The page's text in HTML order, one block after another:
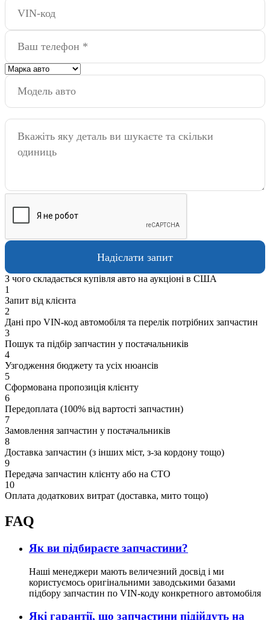
З чого складається купівля авто на аукціоні в США
1
Запит від клієнта
2
Дані про VIN-код автомобіля та перелік потрібних запчастин
3
Пошук та підбір запчастин у постачальників
4
Узгодження бюджету та усіх нюансів
5
Сформована пропозиція клієнту
6
Передоплата (100% від вартості запчастин)
7
Замовлення запчастин у постачальників
8
Доставка запчастин (з інших міст, з-за кордону тощо)
9
Передача запчастин клієнту або на СТО
10
Оплата додаткових витрат (доставка, мито тощо)
FAQ
Як ви підбираєте запчастини?
Наші менеджери мають величезний досвід і ми
користуємось оригінальними заводськими базами
підбору запчастин по VIN-коду конкретного автомобіля
Які гарантії, що запчастини підійдуть на